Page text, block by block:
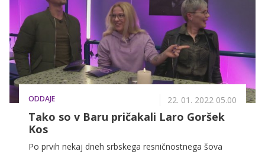
dveh finalnih izzivih.
ODDAJE 22. 01. 2022 05.00
Tako so v Baru pričakali Laro Goršek
Kos
Po prvih nekaj dneh srbskega resničnostnega šova